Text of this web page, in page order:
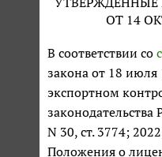
ОТ 14
В соответствии со
закона от 18
экспортном
N 30, ст. 3774;
Положения о